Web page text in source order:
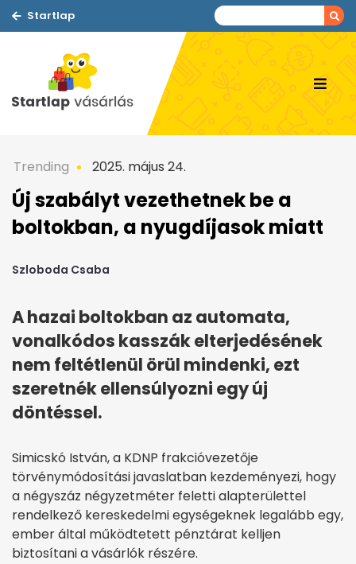
Startlap
Trending 2025. május 24.
Új szabályt vezethetnek be a
boltokban, a nyugdíjasok miatt
Szloboda Csaba
A hazai boltokban az automata,
vonalkódos kasszák elterjedésének
nem feltétlenül örül mindenki, ezt
szeretnék ellensúlyozni egy új
döntéssel.
Simicskó István, a KDNP frakcióvezetője
törvénymódosítási javaslatban kezdeményezi, hogy
a négyszáz négyzetméter feletti alapterülettel
rendelkező kereskedelmi egységeknek legalább egy,
ember által működtetett pénztárat kelljen
biztosítani a vásárlók részére.